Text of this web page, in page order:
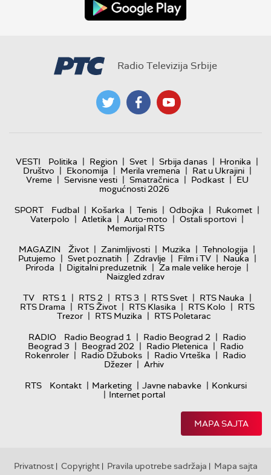
Radio Televizija Srbije
VESTI Politika | Region | Svet | Srbija danas | Hronika |
Društvo | Ekonomija | Merila vremena | Rat u Ukrajini |
Vreme | Servisne vesti | Smatračnica | Podkast | EU
mogućnosti 2026
SPORT
Fudbal | Košarka | Tenis | Odbojka | Rukomet |
Vaterpolo | Atletika | Auto-moto | Ostali sportovi |
Memorijal RTS
MAGAZIN
Život | Zanimljivosti | Muzika | Tehnologija |
Putujemo | Svet poznatih | Zdravlje | Film i TV | Nauka |
Priroda | Digitalni preduzetnik | Za male velike heroje |
Naizgled zdrav
TV
RTS 1 | RTS 2 | RTS 3 | RTS Svet | RTS Nauka |
RTS Drama | RTS Život | RTS Klasika | RTS Kolo | RTS
Trezor | RTS Muzika | RTS Poletarac
RADIO
Radio Beograd 1 | Radio Beograd 2 | Radio
Beograd 3 | Beograd 202 | Radio Pletenica | Radio
Rokenroler | Radio Džuboks | Radio Vrteška | Radio
Džezer | Arhiv
RTS
Kontakt | Marketing | Javne nabavke | Konkursi
| Internet portal
MAPA SAJTA
Privatnost| Copyright| Pravila upotrebe sadržaja | Mapa sajta